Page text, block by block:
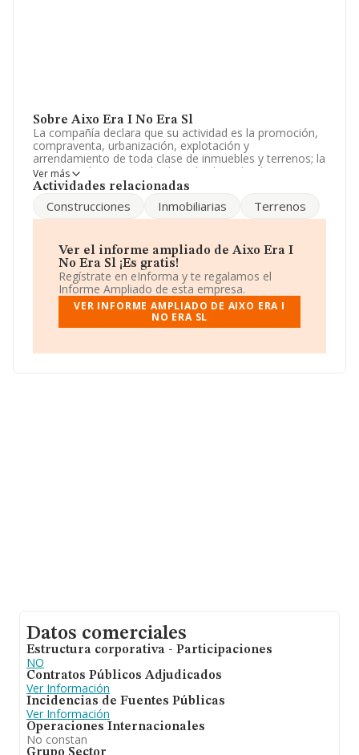
Sobre Aixo Era I No Era Sl
La compañía declara que su actividad es la promoción,
compraventa, urbanización, explotación y
arrendamiento de toda clase de inmuebles y terrenos; la
construcción y ejecución de toda clase de obras, por
cuenta propia o de terceros; la realización de toda clas.
Tiene CNAE: 6820 - 'Alquiler de bienes inmobiliarios por
cuenta propia'. La sociedad no tiene actividad en
Teniendo en cuenta la información a disposición de
INFORMA, ha contado con un número de empleados
inferior a la media de sector.
La dirección de correo esaixoerainoerasl@gmail.com
situada en Calle Del Centre núm. 56, (07500), Manacor,
Ver más
Actividades relacionadas
Construcciones Inmobiliarias Terrenos
Ver el informe ampliado de Aixo Era I
No Era Sl ¡Es gratis!
Regístrate en eInforma y te regalamos el
Informe Ampliado de esta empresa.
VER INFORME AMPLIADO DE AIXO ERA I
NO ERA SL
Datos comerciales
Estructura corporativa - Participaciones
NO
Contratos Públicos Adjudicados
Ver Información
Incidencias de Fuentes Públicas
Ver Información
Operaciones Internacionales
No constan